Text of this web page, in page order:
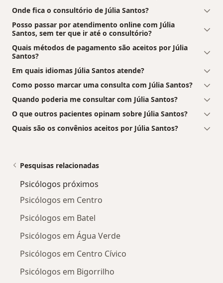
Onde fica o consultório de Júlia Santos?
Posso passar por atendimento online com Júlia
Santos, sem ter que ir até o consultório?
Quais métodos de pagamento são aceitos por Júlia
Santos?
Em quais idiomas Júlia Santos atende?
Como posso marcar uma consulta com Júlia Santos?
Quando poderia me consultar com Júlia Santos?
O que outros pacientes opinam sobre Júlia Santos?
Quais são os convênios aceitos por Júlia Santos?
Pesquisas relacionadas
Psicólogos próximos
Psicólogos em Centro
Psicólogos em Batel
Psicólogos em Água Verde
Psicólogos em Centro Cívico
Psicólogos em Bigorrilho